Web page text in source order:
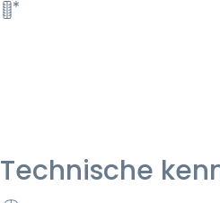
Technische